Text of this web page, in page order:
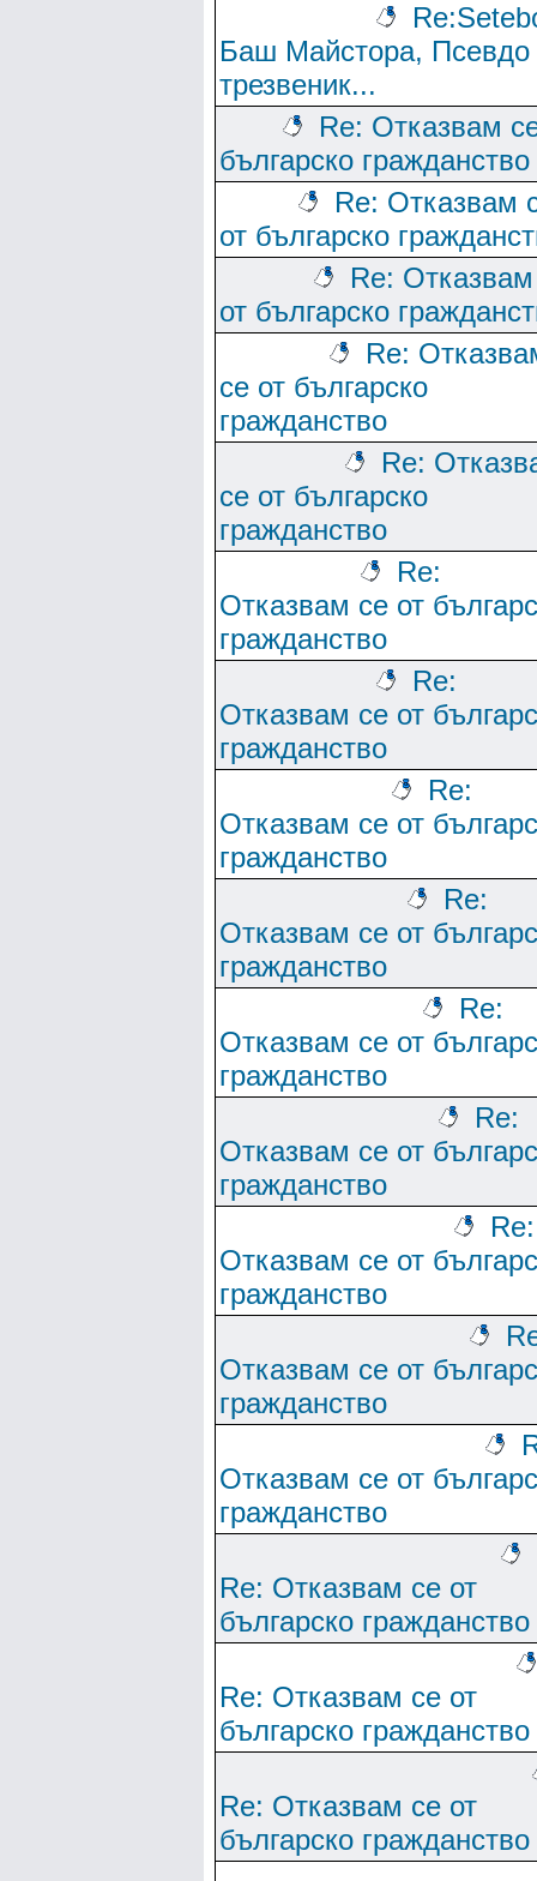
Баш Майстора, Псевдо
трезвеник...
Re: Отказвам
българско гражданство
Re: Отказвам
от българско
Re:
от българско
Re:
се от българско
гражданство
Re:
се от българско
гражданство
Re:
Отказвам се от
гражданство
Re:
Отказвам се от
гражданство
Re:
Отказвам се от
гражданство
Re:
Отказвам се от
гражданство
Re:
Отказвам се от
гражданство
Re:
Отказвам се от
гражданство
Re:
Отказвам се от
гражданство
Отказвам се от
гражданство
Отказвам се от
гражданство
Re: Отказвам се от
българско гражданство
Re: Отказвам се от
българско гражданство
Re: Отказвам се от
българско гражданство